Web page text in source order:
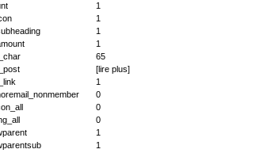
1
1
1
1
65
[lire plus]
1
0
0
0
1
1